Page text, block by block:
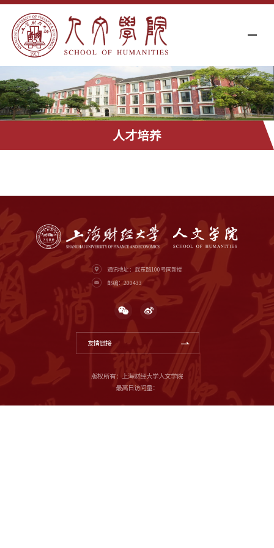
人才培养
通讯地址：武东路100号同新楼
邮编：200433
友情链接
版权所有：上海财经大学人文学院
最高日访问量：